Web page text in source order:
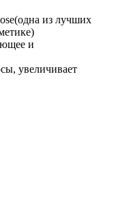
из лучших
и
увеличивает